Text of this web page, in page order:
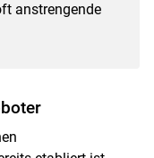
anstrengende